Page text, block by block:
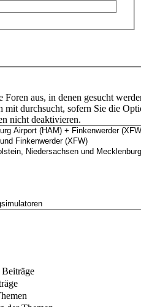
Foren aus, in denen gesucht
mit durchsucht, sofern Sie die
nicht deaktivieren.